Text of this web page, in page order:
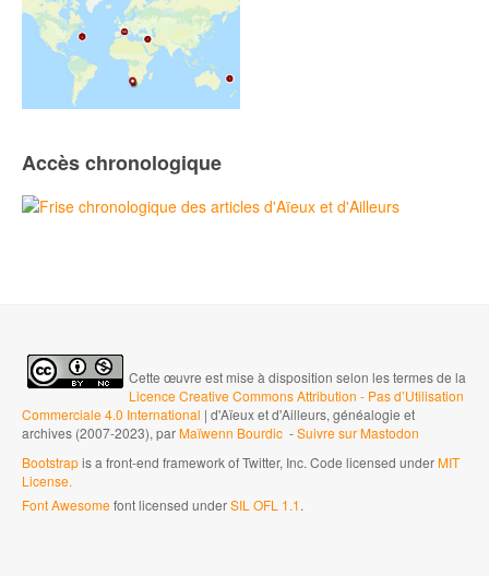
Accès chronologique
Cette œuvre est mise à disposition selon les termes de la
Licence Creative Commons Attribution - Pas d’Utilisation
Commerciale 4.0 International | d'Aïeux et d'Ailleurs, généalogie et
archives (2007-2023), parMaïwenn Bourdic -Suivre sur Mastodon
Bootstrapis a front-end framework of Twitter, Inc. Code licensed underMIT
License.
Font Awesomefont licensed underSIL OFL 1.1.